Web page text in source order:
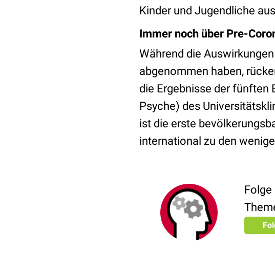
Kinder und Jugendliche
Immer noch über Pre-
Während die
abgenommen haben,
die Ergebnisse der fünften
Psyche) des
ist die erste
international zu den
Folge